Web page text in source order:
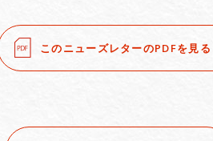
このニューズレターのPDFを見る